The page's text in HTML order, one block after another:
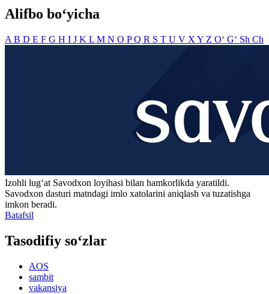
Alifbo bo‘yicha
A B D E F G H I J K L M N O PQ R S T U V X Y Z O‘ G‘ Sh Ch
Izohli lugʻat Savodxon loyihasi bilan hamkorlikda yaratildi.
Savodxon dasturi matndagi imlo xatolarini aniqlash va tuzatishga
imkon beradi.
Batafsil
Tasodifiy so‘zlar
AOS
sambit
vakansiya